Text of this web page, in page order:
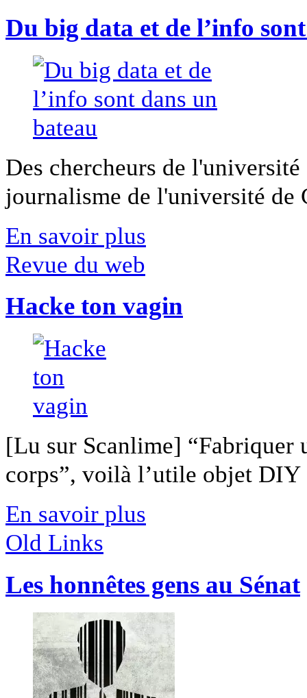
Du big data et de l’info
Des chercheurs de
journalisme de l'université
En savoir plus
Revue du web
Hacke ton vagin
[Lu sur Scanlime] “Fabriquer
corps”, voilà l’utile objet
En savoir plus
Old Links
Les honnêtes gens au Sénat